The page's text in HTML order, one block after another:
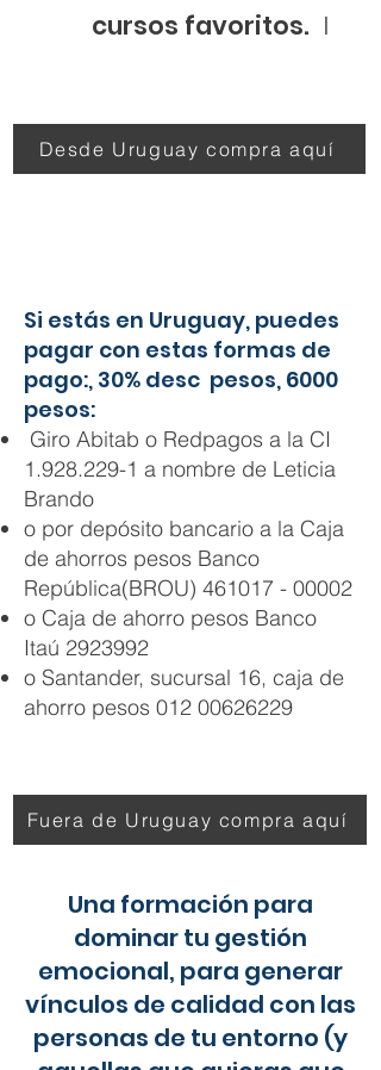
cursos favoritos. I
Desde Uruguay compra aquí
Si estás en Uruguay, puedes
pagar con estas formas de
pago:, 30% desc pesos, 6000
pesos:
Giro Abitab o Redpagos a la CI
1.928.229-1 a nombre de Leticia
Brando
o por depósito bancario a la Caja
de ahorros pesos Banco
República(BROU) 461017 - 00002
o Caja de ahorro pesos Banco
Itaú 2923992
o Santander, sucursal 16, caja de
ahorro pesos 012 00626229
Fuera de Uruguay compra aquí
Una formación para
dominar tu gestión
emocional, para generar
vínculos de calidad con las
personas de tu entorno (y